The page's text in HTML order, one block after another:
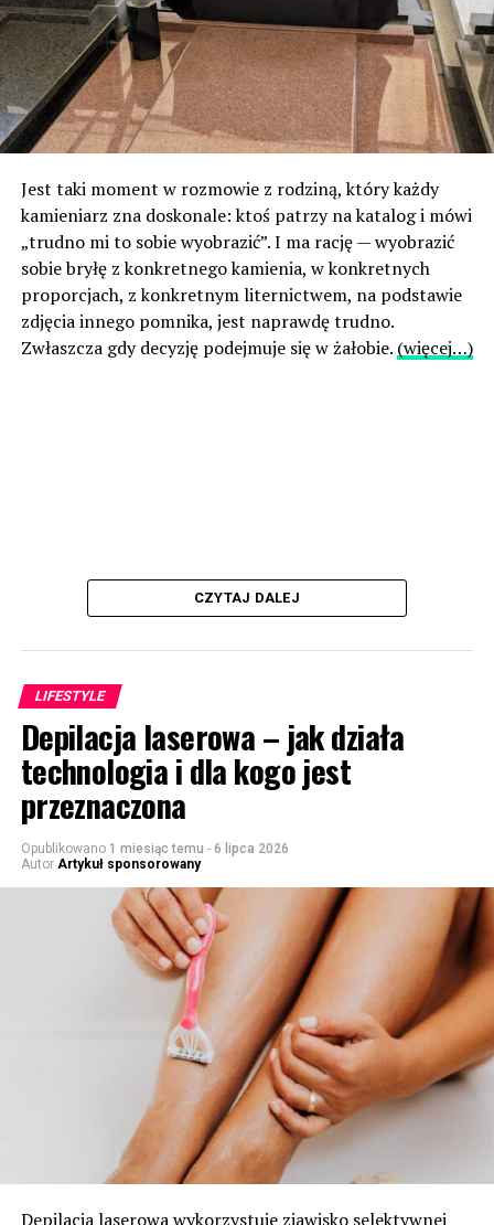
Jest taki moment w rozmowie z rodziną, który każdy
kamieniarz zna doskonale: ktoś patrzy na katalog i mówi
„trudno mi to sobie wyobrazić”. I ma rację — wyobrazić
sobie bryłę z konkretnego kamienia, w konkretnych
proporcjach, z konkretnym liternictwem, na podstawie
zdjęcia innego pomnika, jest naprawdę trudno.
Zwłaszcza gdy decyzję podejmuje się w żałobie. (więcej…)
CZYTAJ DALEJ
LIFESTYLE
Depilacja laserowa – jak działa
technologia i dla kogo jest
przeznaczona
Opublikowano 1 miesiąc temu - 6 lipca 2026
Autor Artykuł sponsorowany
Depilacja laserowa wykorzystuje zjawisko selektywnej